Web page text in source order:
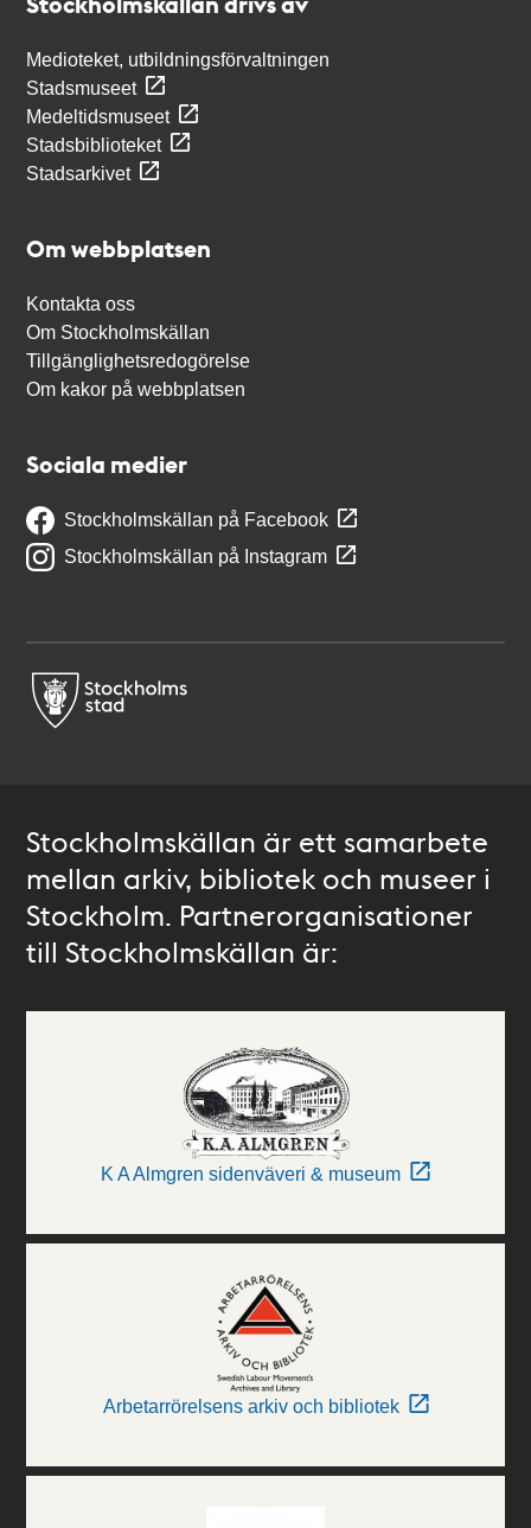
Medioteket, utbildningsförvaltningen
Stadsmuseet
Medeltidsmuseet
Stadsbiblioteket
Stadsarkivet
Om webbplatsen
Kontakta oss
Om Stockholmskällan
Tillgänglighetsredogörelse
Om kakor på webbplatsen
Sociala medier
Stockholmskällan på Facebook
Stockholmskällan på Instagram
Stockholmskällan är ett samarbete
mellan arkiv, bibliotek och museer i
Stockholm. Partnerorganisationer
till Stockholmskällan är:
K A Almgren sidenväveri & museum
Arbetarrörelsens arkiv och bibliotek